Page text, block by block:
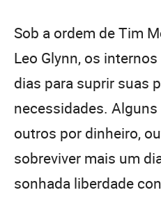
Sob a ordem de Tim
Leo Glynn, os
dias para suprir suas
necessidades.
outros por dinheiro,
sobreviver mais um
sonhada liberdade